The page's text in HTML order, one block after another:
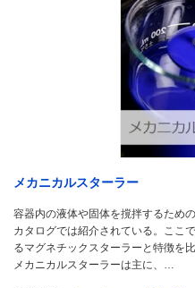
メカニカルスターラー
容器内の液体や固体を撹拌するため
カタログでは紹介されている。ここ
るマグネチックスターラーと特徴を
メカニカルスターラーは主に、…